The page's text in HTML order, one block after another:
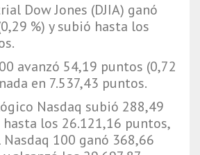
Dow Jones (DJIA) ganó
%) y subió hasta los
avanzó 54,19 puntos (0,72
en 7.537,43 puntos.
Nasdaq subió 288,49
hasta los 26.121,16 puntos,
100 ganó 368,66